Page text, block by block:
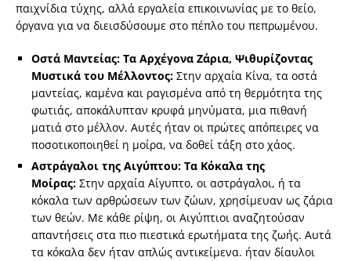
παιχνίδια τύχης, αλλά εργαλεία επικοινωνίας με το θείο,
όργανα για να διεισδύσουμε στο πέπλο του πεπρωμένου.
Οστά Μαντείας: Τα Αρχέγονα Ζάρια, Ψιθυρίζοντας
Μυστικά του Μέλλοντος: Στην αρχαία Κίνα, τα οστά
μαντείας, καμένα και ραγισμένα από τη θερμότητα της
φωτιάς, αποκάλυπταν κρυφά μηνύματα, μια πιθανή
ματιά στο μέλλον. Αυτές ήταν οι πρώτες απόπειρες να
ποσοτικοποιηθεί η μοίρα, να δοθεί τάξη στο χάος.
Αστράγαλοι της Αιγύπτου: Τα Κόκαλα της
Μοίρας: Στην αρχαία Αίγυπτο, οι αστράγαλοι, ή τα
κόκαλα των αρθρώσεων των ζώων, χρησίμευαν ως ζάρια
των θεών. Με κάθε ρίψη, οι Αιγύπτιοι αναζητούσαν
απαντήσεις στα πιο πιεστικά ερωτήματα της ζωής. Αυτά
τα κόκαλα δεν ήταν απλώς αντικείμενα. ήταν δίαυλοι